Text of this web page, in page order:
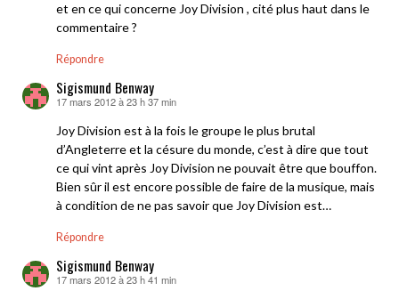
et en ce qui concerne Joy Division , cité plus haut dans le
commentaire ?
Répondre
Sigismund Benway
dit :
17 mars 2012 à 23 h 37 min
Joy Division est à la fois le groupe le plus brutal
d’Angleterre et la césure du monde, c’est à dire que tout
ce qui vint après Joy Division ne pouvait être que bouffon.
Bien sûr il est encore possible de faire de la musique, mais
à condition de ne pas savoir que Joy Division est…
Répondre
Sigismund Benway
dit :
17 mars 2012 à 23 h 41 min